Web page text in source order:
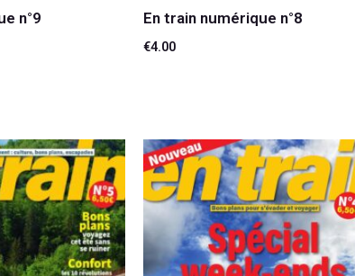
n°9 En train numérique n°8
€4.00